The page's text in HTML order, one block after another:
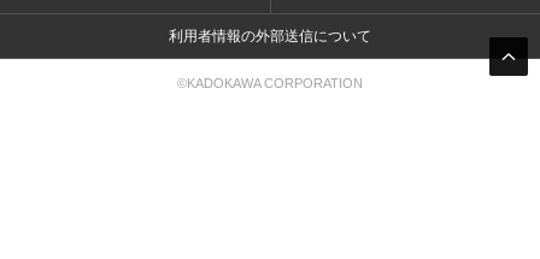
利用者情報の外部送信について
©KADOKAWA CORPORATION